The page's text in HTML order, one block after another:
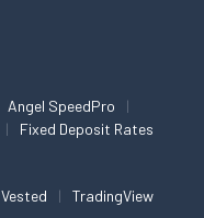
Angel SpeedPro
Fixed Deposit Rates
Vested TradingView